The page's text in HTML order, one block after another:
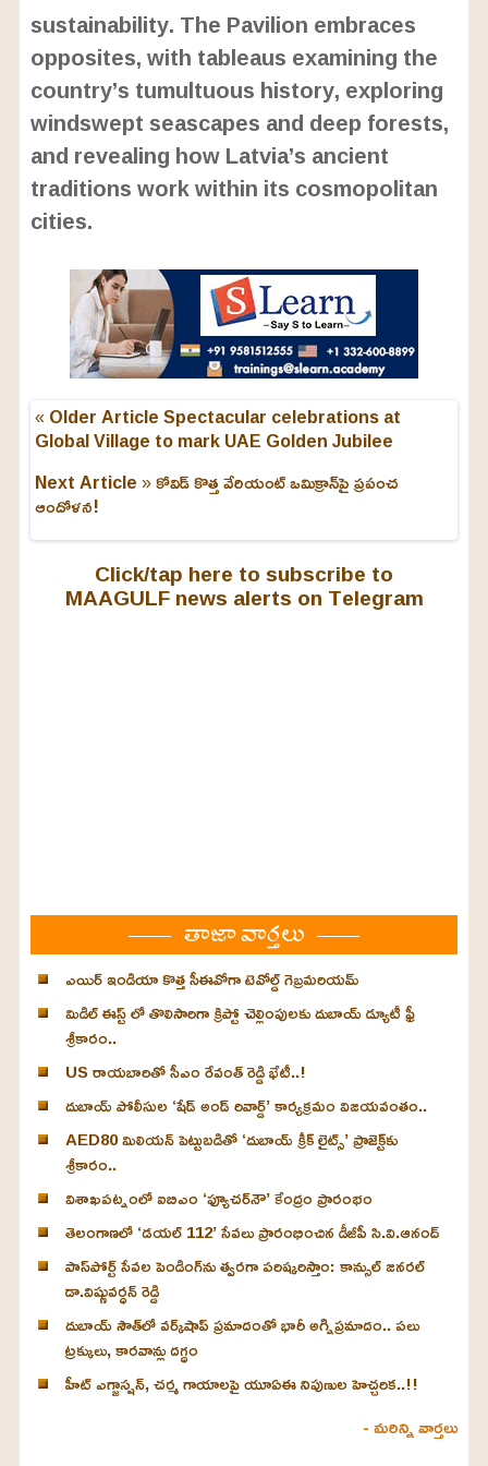
sustainability. The Pavilion embraces
opposites, with tableaus examining the
country’s tumultuous history, exploring
windswept seascapes and deep forests,
and revealing how Latvia’s ancient
traditions work within its cosmopolitan
cities.
« Older ArticleSpectacular celebrations at
Global Village to mark UAE Golden Jubilee
Next Article »కోవిడ్‌ కొత్త వేరియంట్‌ ఒమిక్రాన్‌పై ప్రపంచ
ఆందోళన!
Click/tap here to subscribe to
MAAGULF news alerts on Telegram
తాజా వార్తలు
ఎయిర్ ఇండియా కొత్త సీఈవోగా టెవోల్డ్ గెబ్రమరియమ్
మిడిల్ ఈస్ట్ లో తొలిసారిగా క్రిప్టో చెల్లింపులకు దుబాయ్ డ్యూటీ ఫ్రీ
శ్రీకారం..
US రాయబారితో సీఎం రేవంత్ రెడ్డి భేటీ..!
దుబాయ్ పోలీసుల ‘షేడ్ అండ్ రివార్డ్’ కార్యక్రమం విజయవంతం..
AED80 మిలియన్ పెట్టుబడితో ‘దుబాయ్ క్రీక్ లైట్స్’ ప్రాజెక్ట్‌కు
శ్రీకారం..
విశాఖపట్నంలో ఐబిఎం ‘ఫ్యూచర్‌నౌ’ కేంద్రం ప్రారంభం
తెలంగాణలో ‘డయల్ 112’ సేవలు ప్రారంభించిన డీజీపీ సి.వి.ఆనంద్
పాస్‌పోర్ట్ సేవల పెండింగ్‌ను త్వరగా పరిష్కరిస్తాం: కాన్సుల్ జనరల్
డా.విష్ణువర్ధన్ రెడ్డి
దుబాయ్ సౌత్‌లో వర్క్‌షాప్ ప్రమాదంతో భారీ అగ్నిప్రమాదం.. పలు
ట్రక్కులు, కారవాన్లు దగ్ధం
హీట్ ఎగ్జాస్షన్‌, చర్మ గాయాలపై యూఏఈ నిపుణుల హెచ్చరిక..!!
- మరిన్ని వార్తలు